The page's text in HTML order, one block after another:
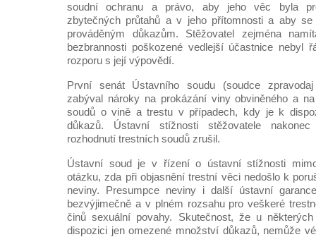
soudní ochranu a právo, aby jeho věc byla
zbytečných průtahů a v jeho přítomnosti a aby
prováděným důkazům. Stěžovatel zejména
bezbrannosti poškozené vedlejší účastnice nebyl
rozporu s její výpovědí.
První senát Ústavního soudu (soudce
zabýval nároky na prokázání viny obviněného a
soudů o vině a trestu v případech, kdy je k
důkazů. Ústavní stížnosti stěžovatele
rozhodnutí trestních soudů zrušil.
Ústavní soud je v řízení o ústavní stížnosti
otázku, zda při objasnění trestní věci nedošlo k
neviny. Presumpce neviny i další ústavní
bezvýjimečně a v plném rozsahu pro veškeré
činů sexuální povahy. Skutečnost, že u
dispozici jen omezené množství důkazů, nemůže